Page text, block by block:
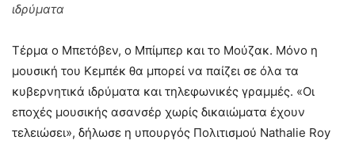
ιδρύματα
Τέρμα ο Μπετόβεν, ο Μπίμπερ και το Μούζακ. Μόνο η
μουσική του Κεμπέκ θα μπορεί να παίζει σε όλα τα
κυβερνητικά ιδρύματα και τηλεφωνικές γραμμές. «Οι
εποχές μουσικής ασανσέρ χωρίς δικαιώματα έχουν
τελειώσει», δήλωσε η υπουργός Πολιτισμού Nathalie Roy